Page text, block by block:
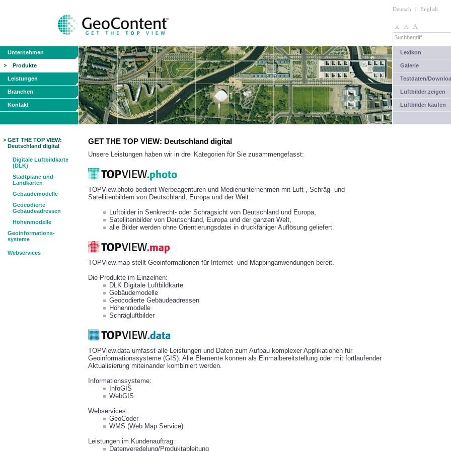
Deutsch | English
Unternehmen
Produkte
Leistungen
Branchen
Kontakt
Lexikon
Galerie
Testdaten/
Luftbilder zeigen
Luftbilder kaufen
GET THE TOP VIEW:
Deutschland digital
Digitale Luftbildkarte
(DLK)
Stadtpläne und
Landkarten
Gebäudemodelle
Geocodierte
Gebäudeadressen
Höhenmodelle
Geoinformations-
systeme
Webservices
GET THE TOP VIEW: Deutschland digital
Unsere Leistungen haben wir in drei Kategorien für Sie zusammengefasst:
TOPView.photo bedient Werbeagenturen und Medienunternehmen mit Luft-, Schräg- und
Satellitenbildern von Deutschland, Europa und der Welt:
Luftbilder in Senkrecht- oder Schrägsicht von Deutschland und Europa,
Satellitenbilder von Deutschland, Europa und der ganzen Welt,
alle Bilder werden ohne Orientierungsdatei in druckfähiger Auflösung geliefert.
TOPView.map stellt Geoinformationen für Internet- und Mappinganwendungen bereit.
Die Produkte im Einzelnen:
DLK Digitale Luftbildkarte
Gebäudemodelle
Geocodierte Gebäudeadressen
Höhenmodelle
Schrägluftbilder
TOPView.data umfasst alle Leistungen und Daten zum Aufbau komplexer Applikationen für
Geoinformationssysteme (GIS). Alle Elemente können als Einmalbereitstellung oder mit fortlaufender
Aktualisierung miteinander kombiniert werden.
Informationssysteme:
InfoGIS
WebGIS
Webservices:
GeoCoder
WMS (Web Map Service)
Leistungen im Kundenauftrag:
Datenveredelung/Produktableitung